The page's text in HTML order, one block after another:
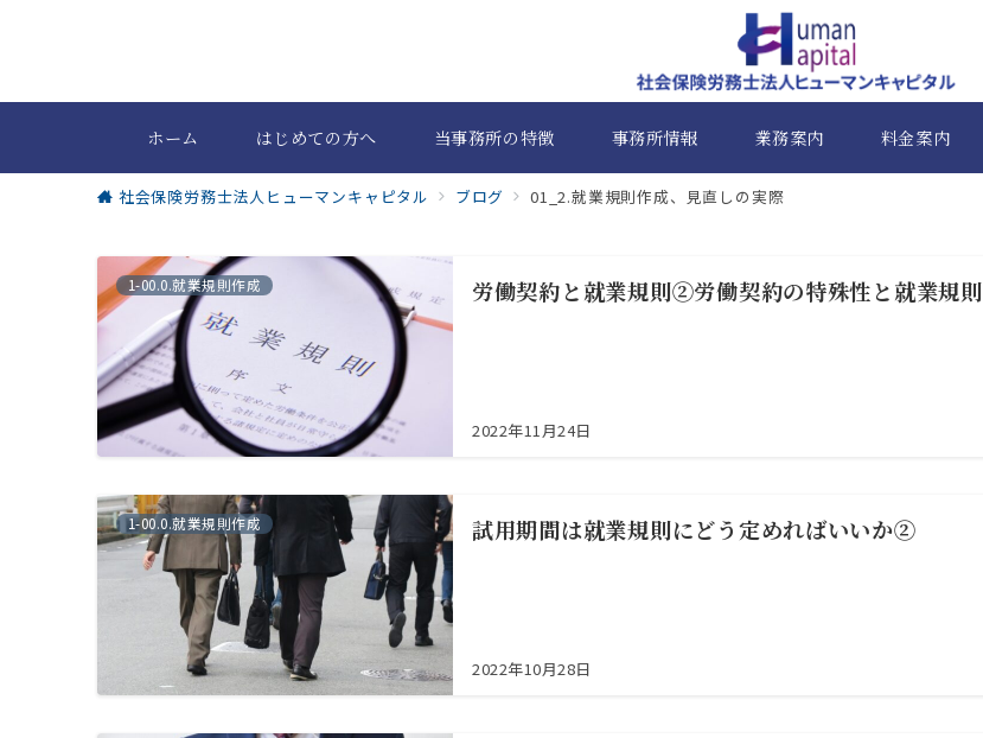
ホーム はじめての方へ 当事務所の特徴 事務所情報 業務案内 料金案内
社会保険労務士法人ヒューマンキャピタル ブログ 01_2.就業規則作成、見直しの実際
1-00.0.就業規則作成 労働契約と就業規則②労働契約の特殊性と就業規則
2022年11月24日
1-00.0.就業規則作成 試用期間は就業規則にどう定めればいいか②
2022年10月28日